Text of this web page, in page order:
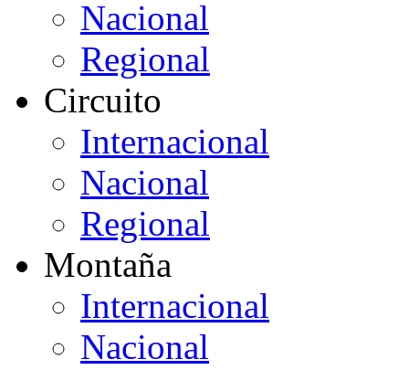
Nacional
Regional
Circuito
Internacional
Nacional
Regional
Montaña
Internacional
Nacional